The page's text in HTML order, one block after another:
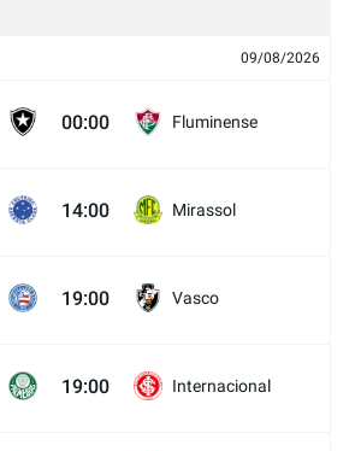
09/08/2026
00:00 Fluminense
14:00 Mirassol
19:00 Vasco
19:00 Internacional